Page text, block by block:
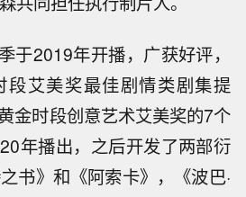
于2019年开播，广获好评，
段艾美奖最佳剧情类剧集提
金时段创意艺术艾美奖的7个
年播出，之后开发了两部衍
书》和《阿索卡》，《波巴·